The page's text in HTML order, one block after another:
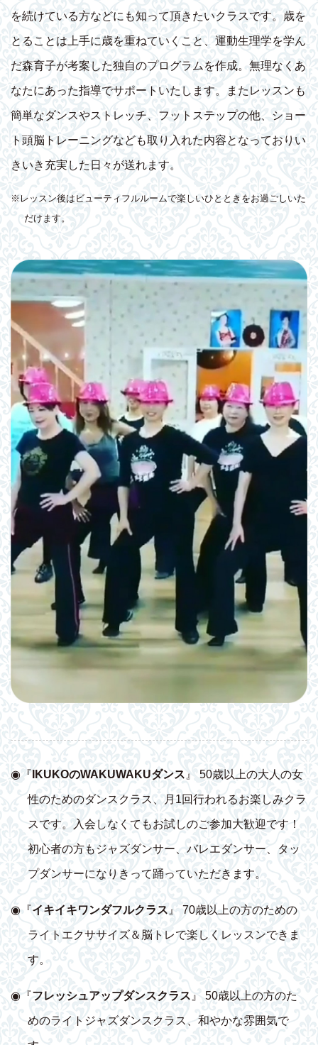
を続けている方などにも知って頂きたいクラスです。歳を
とることは上手に歳を重ねていくこと、運動生理学を学ん
だ森育子が考案した独自のプログラムを作成。無理なくあ
なたにあった指導でサポートいたします。またレッスンも
簡単なダンスやストレッチ、フットステップの他、ショー
ト頭脳トレーニングなども取り入れた内容となっておりい
きいき充実した日々が送れます。
※レッスン後はビューティフルルームで楽しいひとときをお過ごしいた
だけます。
◉『 IKUKOのWAKUWAKUダンス 』 50歳以上の大人の女
性のためのダンスクラス、月1回行われるお楽しみクラ
スです。入会しなくてもお試しのご参加大歓迎です！
初心者の方もジャズダンサー、バレエダンサー、タッ
プダンサーになりきって踊っていただきます。
◉『イキイキワンダフルクラス 』 70歳以上の方のための
ライトエクササイズ＆脳トレで楽しくレッスンできま
す。
◉『フレッシュアップダンスクラス』 50歳以上の方のた
めのライトジャズダンスクラス、和やかな雰囲気で